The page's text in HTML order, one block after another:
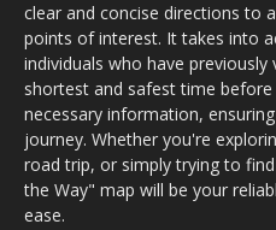
clear and concise directions to
points of interest. It takes into
individuals who have
shortest and safest time
necessary information,
journey. Whether you're
road trip, or simply trying to
the Way" map will be your
ease.